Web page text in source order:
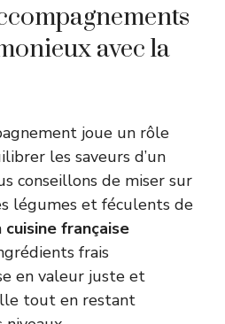
avec la
joue un rôle
les saveurs d’un
conseillons de miser sur
légumes et féculents de
cuisine française
frais
en valeur juste et
tout en restant